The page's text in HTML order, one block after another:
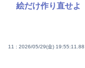
絵だけ作り直せよ
11 : 2026/05/29(金) 19:55:11.88